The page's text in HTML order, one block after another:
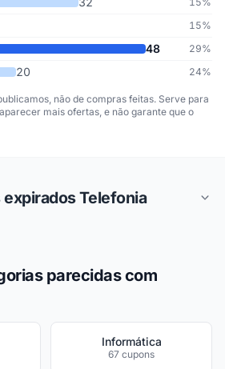
15%
48 29%
20 24%
não de compras feitas. Serve para
mais ofertas, e não garante que o
expirados Telefonia
parecidas com
Informática
67 cupons